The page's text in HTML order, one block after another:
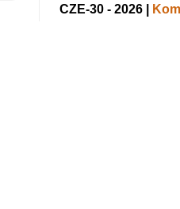
CZE-30 - 2026 |